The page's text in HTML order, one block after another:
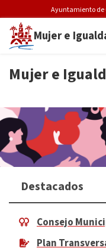
Pre-
Ayuntamiento de
Mujer e
Mujer e
Destacados
Consejo
Plan